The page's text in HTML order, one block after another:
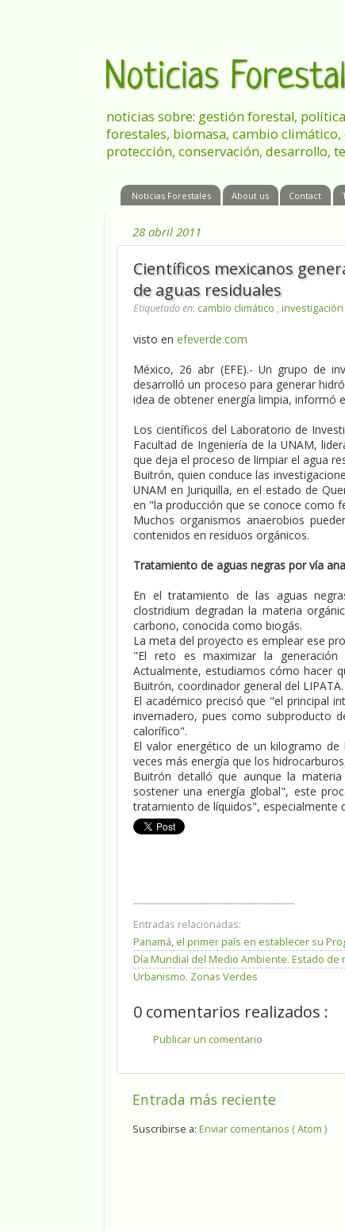
Noticias
noticias sobre: gestión forestal,
forestales, biomasa, cambio climático,
protección, conservación, desarrollo,
Noticias Forestales About us Contact
28 abril 2011
Científicos mexicanos
de aguas residuales
Etiquetado en: cambio climático , investigación
visto en efeverde.com
México, 26 abr (EFE).- Un grupo de
desarrolló un proceso para generar
idea de obtener energía limpia, informó
Los científicos del Laboratorio de
Facultad de Ingeniería de la UNAM,
que deja el proceso de limpiar el agua
Buitrón, quien conduce las
UNAM en Juriquilla, en el estado de
en "la producción que se conoce como
Muchos organismos anaerobios
contenidos en residuos orgánicos.
Tratamiento de aguas negras por vía
En el tratamiento de las aguas
clostridium degradan la materia
carbono, conocida como biogás.
La meta del proyecto es emplear ese
"El reto es maximizar la
Actualmente, estudiamos cómo hacer
Buitrón, coordinador general del LIPATA.
El académico precisó que "el principal
invernadero, pues como subproducto
calorífico".
El valor energético de un kilogramo
veces más energía que los
Buitrón detalló que aunque la
sostener una energía global", este
tratamiento de líquidos", especialmente
Entradas relacionadas:
Panamá, el primer país en establecer su
Día Mundial del Medio Ambiente. Estado
Urbanismo. Zonas Verdes
0 comentarios realizados :
Publicar un comentario
Entrada más reciente
Suscribirse a: Enviar comentarios ( Atom )